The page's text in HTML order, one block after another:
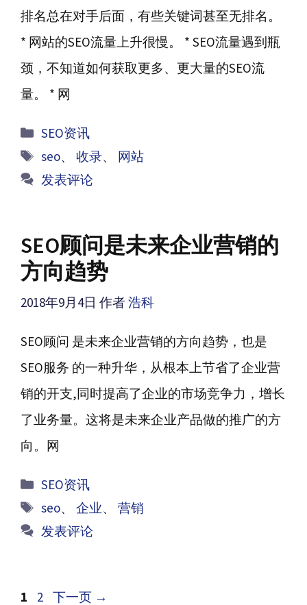
排名总在对手后面，有些关键词甚至无排名。
* 网站的SEO流量上升很慢。 * SEO流量遇到瓶
颈，不知道如何获取更多、更大量的SEO流
量。 * 网
分
SEO资讯
标
签
seo、收录、 网站
发表评论
SEO顾问是未来企业营销的
方向趋势
2018年9月4日 作者浩科
SEO顾问 是未来企业营销的方向趋势，也是
SEO服务 的一种升华，从根本上节省了企业营
销的开支,同时提高了企业的市场竞争力，增长
了业务量。这将是未来企业产品做的推广的方
向。网
分
SEO资讯
标
签
seo、企业、营销
发表评论
文
页
1 页
2 下一页 →